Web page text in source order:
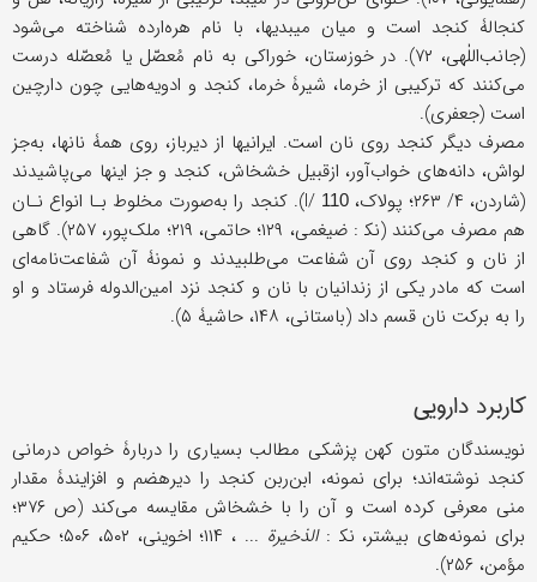
کنجالۀ کنجد است و میان میبدیها، با نام هره‌ارده شناخته می‌شود
(جانب‌اللٰهی، ۷۲). در خوزستان، خوراکی به نام مُعصّل یا مُعصّله درست
می‌کنند که ترکیبی از خرما، شیرۀ خرما، کنجد و ادویه‌هایی چون دارچین
است (جعفری).
مصرف دیگر کنجد روی نان است. ایرانیها از دیرباز، روی همۀ نانها، به‌جز
لواش، دانه‌های خواب‌آور، ازقبیل خشخاش، کنجد و جز اینها می‌پاشیدند
(شاردن، ۴/ ۲۶۳؛ پولاک، I/
110
). کنجد را به‌صورت مخلوط بـا انواع نـان
هم مصرف می‌کنند (نک‍ : ضیغمی،‌ ۱۲۹؛ حاتمی، ۲۱۹؛ ملک‌پور، ۲۵۷). گاهی
از نان و کنجد روی آن شفاعت می‌طلبیدند و نمونۀ آن شفاعت‌نامه‌ای
است که مادر یکی از زندانیان با نان و کنجد نزد امین‌الدوله فرستاد و او
را به برکت نان قسم داد (باستانی، ۱۴۸، حاشیۀ ۵).
کاربرد دارویی
نویسندگان متون کهن پزشکی مطالب بسیاری را دربارۀ خواص درمانی
کنجد نوشته‌اند؛ برای نمونه، ابن‌ربن کنجد را دیرهضم و افزایندۀ مقدار
منی معرفی کرده است و آن را با خشخاش مقایسه می‌کند (ص ۳۷۶؛
برای نمونه‌های بیشتر، نک‍ ‍:الذخیرة
... ، ۱۱۴؛ اخوینی، ۵۰۲، ۵۰۶؛ حکیم
مؤمن، ۲۵۶).